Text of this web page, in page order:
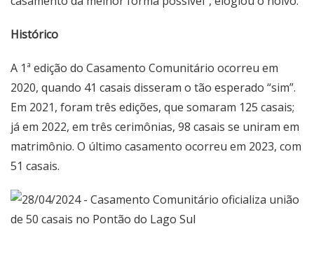
Histórico
A 1ª edição do Casamento Comunitário ocorreu em
2020, quando 41 casais disseram o tão esperado “sim”.
Em 2021, foram três edições, que somaram 125 casais;
já em 2022, em três cerimônias, 98 casais se uniram em
matrimônio. O último casamento ocorreu em 2023, com
51 casais.